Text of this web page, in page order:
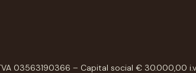
03563190366 – Capital social € 30.000,00